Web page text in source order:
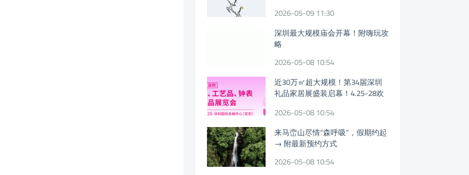
2026-05-09 11:30
深圳最大规模庙会开幕！附嗨玩攻
略
2026-05-08 10:54
近30万㎡超大规模！第34届深圳
礼品家居展盛装启幕！4.25-28欢
2026-05-08 10:54
来马峦山尽情“森呼吸”，假期约起
→ 附最新预约方式
2026-05-08 10:54